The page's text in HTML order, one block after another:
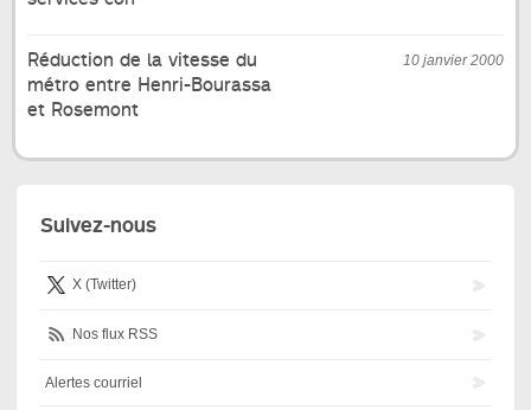
10 janvier 2000
Réduction de la vitesse du
métro entre Henri-Bourassa
et Rosemont
Suivez-nous
X (Twitter)
Nos flux RSS
Alertes courriel